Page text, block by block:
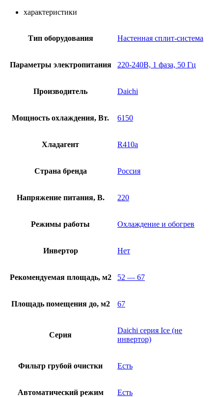
характеристики
Тип оборудования Настенная сплит-система
Параметры электропитания 220-240В, 1 фаза, 50 Гц
Производитель Daichi
Мощность охлаждения, Вт. 6150
Хладагент R410a
Страна бренда Россия
Напряжение питания, В. 220
Режимы работы Охлаждение и обогрев
Инвертор Нет
Рекомендуемая площадь, м2 52 — 67
Площадь помещения до, м2 67
Серия
Daichi серия Ice (не
инвертор)
Фильтр грубой очистки Есть
Автоматический режим Есть